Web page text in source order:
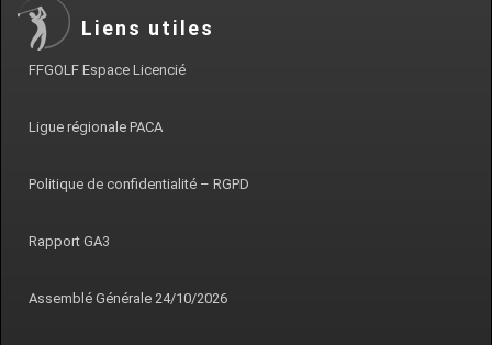
Liens utiles
FFGOLF Espace Licencié
Ligue régionale PACA
Politique de confidentialité – RGPD
Rapport GA3
Assemblé Générale 24/10/2026